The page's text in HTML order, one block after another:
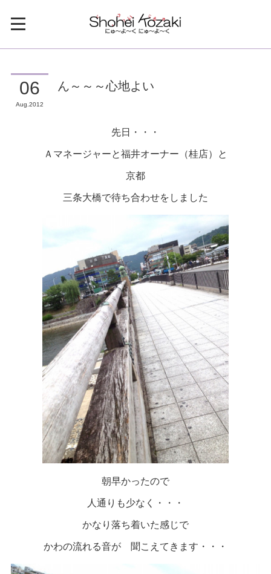
06
Aug 2012
ん～～～心地よい
先日・・・
Ａマネージャーと福井オーナー（桂店）と
京都
三条大橋で待ち合わせをしました
朝早かったので
人通りも少なく・・・
かなり落ち着いた感じで
かわの流れる音が 聞こえてきます・・・